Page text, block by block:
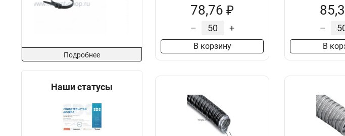
Подробнее
Наши статусы
78,76 ₽
– +
В корзину
–
В